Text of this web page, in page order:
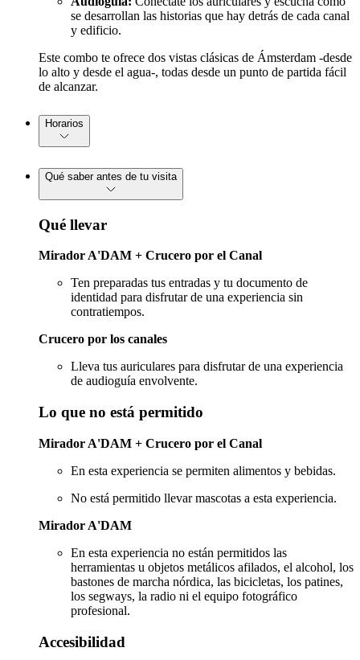
se desarrollan las historias que hay detrás de cada canal
y edificio.
Este combo te ofrece dos vistas clásicas de Ámsterdam -desde
lo alto y desde el agua-, todas desde un punto de partida fácil
de alcanzar.
Horarios
Qué saber antes de tu visita
Qué llevar
Mirador A'DAM + Crucero por el Canal
Ten preparadas tus entradas y tu documento de
identidad para disfrutar de una experiencia sin
contratiempos.
Crucero por los canales
Lleva tus auriculares para disfrutar de una experiencia
de audioguía envolvente.
Lo que no está permitido
Mirador A'DAM + Crucero por el Canal
En esta experiencia se permiten alimentos y bebidas.
No está permitido llevar mascotas a esta experiencia.
Mirador A'DAM
En esta experiencia no están permitidos las
herramientas u objetos metálicos afilados, el alcohol, los
bastones de marcha nórdica, las bicicletas, los patines,
los segways, la radio ni el equipo fotográfico
profesional.
Accesibilidad